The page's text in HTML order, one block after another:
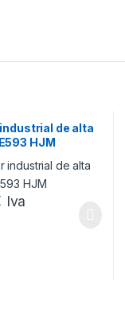
de alta
HJM
Iva